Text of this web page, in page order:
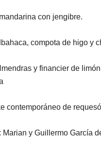
con jengibre.
compota de higo y
y financier de
contemporáneo de
Marian y Guillermo García